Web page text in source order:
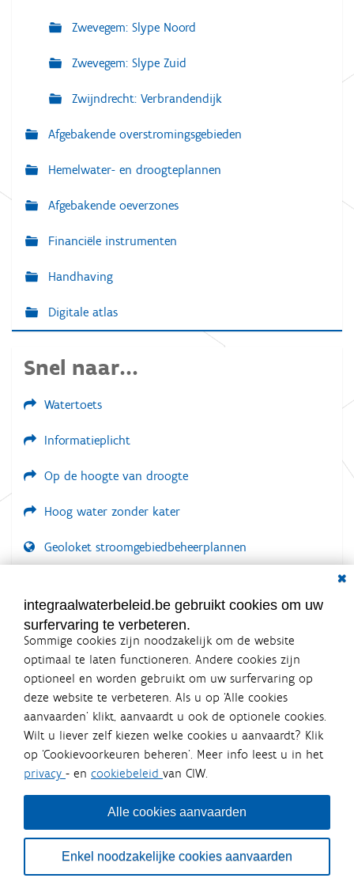
Zwevegem: Slype Noord
Zwevegem: Slype Zuid
Zwijndrecht: Verbrandendijk
Afgebakende overstromingsgebieden
Hemelwater- en droogteplannen
Afgebakende oeverzones
Financiële instrumenten
Handhaving
Digitale atlas
Snel naar...
Watertoets
Informatieplicht
Op de hoogte van droogte
Hoog water zonder kater
Geoloket stroomgebiedbeheerplannen
LOGIN VEREIST
integraalwaterbeleid.be gebruikt cookies om uw
surfervaring te verbeteren.
Sommige cookies zijn noodzakelijk om de website
optimaal te laten functioneren. Andere cookies zijn
optioneel en worden gebruikt om uw surfervaring op
deze website te verbeteren. Als u op ‘Alle cookies
aanvaarden’ klikt, aanvaardt u ook de optionele cookies.
Wilt u liever zelf kiezen welke cookies u aanvaardt? Klik
op ‘Cookievoorkeuren beheren’. Meer info leest u in het
privacy - en cookiebeleid van CIW.
Alle cookies aanvaarden
Enkel noodzakelijke cookies aanvaarden
Integraalwaterbeleid.be is een
officiële website van de Vlaamse
overheid
uitgegeven door Coördinatiecommissie Integraal
Waterbeleid
De Coördinatiecommissie Integraal Waterbeleid (CIW) is een
bestuursniveaus die bij het waterbeleid betrokken zijn. Ook
waterbedrijven nemen deel aan het overleg. Deze
samenwerking zorgt voor een gecoördineerde en
geïntegreerde aanpak van het waterbeleid en waterbeheer
in Vlaanderen.